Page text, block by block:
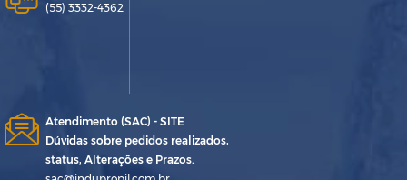
(55) 3332-4362
Atendimento (SAC) - SITE
Dúvidas sobre pedidos realizados,
status, Alterações e Prazos.